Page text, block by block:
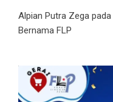
Alpian Putra Zega pada
Bernama FLP